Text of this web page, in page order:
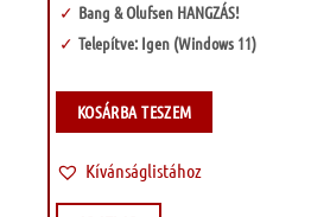
Bang & Olufsen HANGZÁS!
Telepítve: Igen (Windows 11)
KOSÁRBA TESZEM
Kívánságlistához